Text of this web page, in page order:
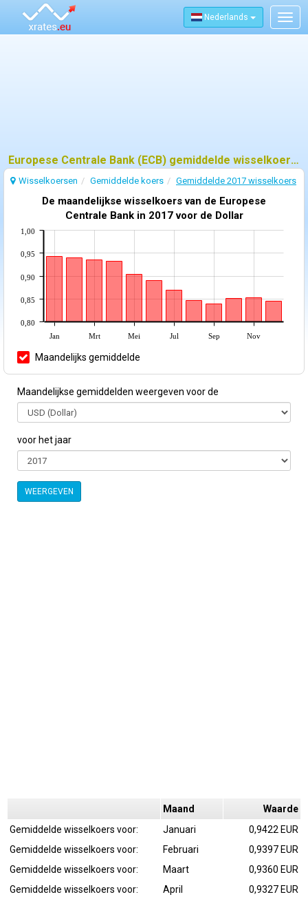
Nederlands
Europese Centrale Bank (ECB) gemiddelde wisselkoers - 2017
Wisselkoersen Gemiddelde koers Gemiddelde 2017 wisselkoers
De maandelijkse wisselkoers van de Europese
Centrale Bank in 2017 voor de Dollar
Jan Mrt Mei Jul Sep Nov
0,80
0,85
0,90
0,95
1,00
Maandelijks gemiddelde
Maandelijkse gemiddelden weergeven voor de
voor het jaar
WEERGEVEN
Maand
Waarde
Gemiddelde wisselkoers voor:
Januari
0,9422 EUR
Gemiddelde wisselkoers voor:
Februari
0,9397 EUR
Gemiddelde wisselkoers voor:
Maart
0,9360 EUR
Gemiddelde wisselkoers voor:
April
0,9327 EUR